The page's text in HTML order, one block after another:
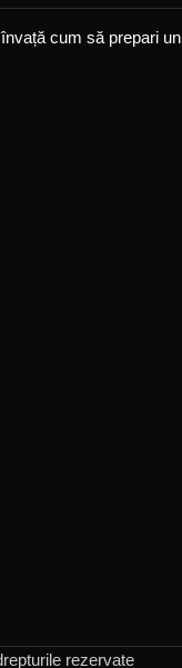
cum să prepari un
rezervate